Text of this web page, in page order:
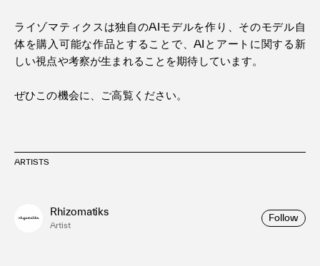
ライゾマティクスは独自のAIモデルを作り、そのモデル自
体を購入可能な作品とすることで、AIとアートに関する新
しい視点や考察が生まれることを期待しています。
ぜひこの機会に、ご高覧ください。
ARTISTS
Rhizomatiks
Artist
Follow